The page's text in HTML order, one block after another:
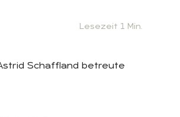
Lesezeit 1 Min.
Schaffland betreute